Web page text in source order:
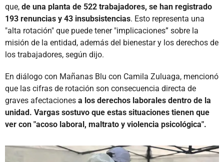
que, de una planta de 522 trabajadores, se han registrado
193 renuncias y 43 insubsistencias. Esto representa una
"alta rotación" que puede tener "implicaciones” sobre la
misión de la entidad, además del bienestar y los derechos de
los trabajadores, según dijo.
En diálogo con Mañanas Blu con Camila Zuluaga, mencionó
que las cifras de rotación son consecuencia directa de
graves afectaciones a los derechos laborales dentro de la
unidad. Vargas sostuvo que estas situaciones tienen que
ver con "acoso laboral, maltrato y violencia psicológica".